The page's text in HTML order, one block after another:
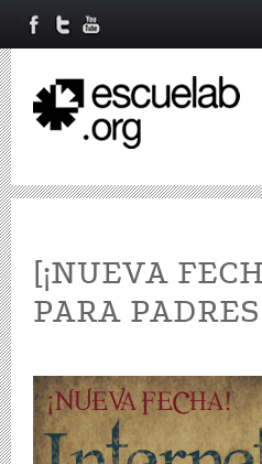
[¡NUEVA
PARA